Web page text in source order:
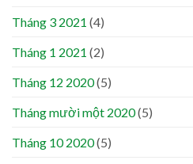
Tháng 3 2021 (4)
Tháng 1 2021 (2)
Tháng 12 2020(5)
Tháng mười một 2020(5)
Tháng 10 2020(5)